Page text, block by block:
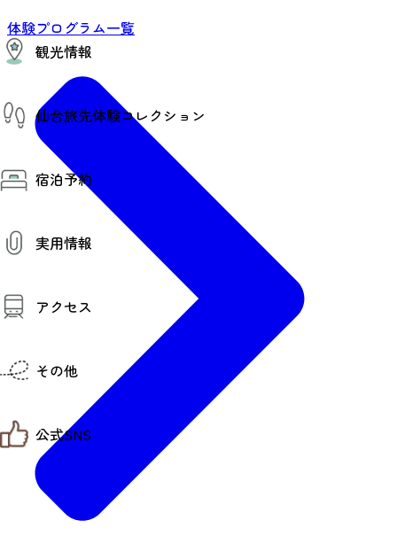
みんなの旅行記
イベント情報
その他イベント情報（音楽・展示会）
コンベンション情報
観光情報
観光スポット
温泉
季節のイベント
プロスポーツチーム・プロオーケストラ
仙台の銘品
仙台夜時間
仙台観光マップ
仙台旅先体験コレクション
仙台旅先体験コレクション
体験プログラム検索（予約）
体験事業者からのお知らせ
体験トピックス
体験事業者
宿泊予約
実用情報
お役立ち情報
アクセス
仙台までの経路検索
市内の交通情報
お得なチケット
その他
お知らせ
お問い合わせ
教育旅行
せんだい旅日和とは
サイト利用規約
プライバシーポリシー
公式SNS
せんだい旅日和 X
せんだい旅日和 Instagram
せんだい旅日和 Facebook
体験プログラム一覧